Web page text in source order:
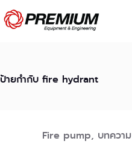
Skip
to
content
ป้ายกำกับ fire hydrant
Fire pump, บทความ